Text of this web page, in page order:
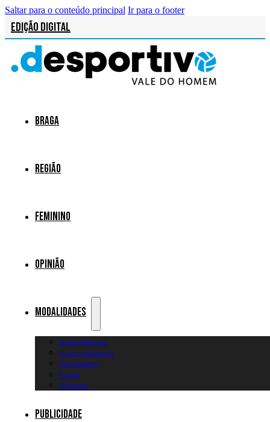
Saltar para o conteúdo principal Ir para o footer
Edição Digital
Braga
Região
Feminino
Opinião
Modalidades
Artes Marciais
Automobilismo
Canoagem
Futsal
Diversos
Publicidade